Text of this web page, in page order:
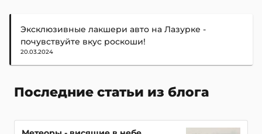
Эксклюзивные лакшери авто на Лазурке -
почувствуйте вкус роскоши!
20.03.2024
Последние статьи из блога